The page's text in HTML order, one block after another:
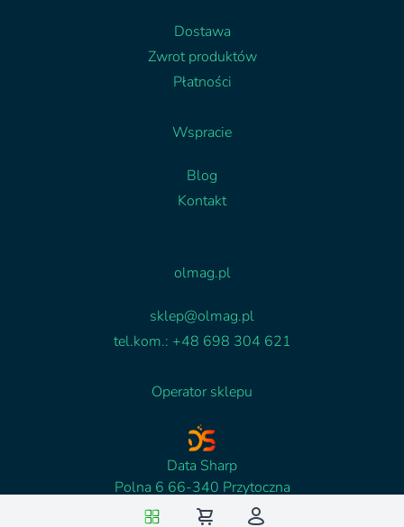
Dostawa
Zwrot produktów
Płatności
Wspracie
Blog
Kontakt
olmag.pl
sklep@olmag.pl
tel.kom.: +48 698 304 621
Operator sklepu
Data Sharp
Polna 6 66-340 Przytoczna
NIP: 5961765516